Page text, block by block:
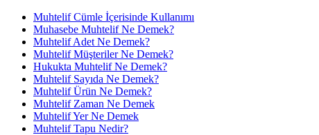
Muhtelif Cümle İçerisinde Kullanımı
Muhasebe Muhtelif Ne Demek?
Muhtelif Adet Ne Demek?
Muhtelif Müşteriler Ne Demek?
Hukukta Muhtelif Ne Demek?
Muhtelif Sayıda Ne Demek?
Muhtelif Ürün Ne Demek?
Muhtelif Zaman Ne Demek
Muhtelif Yer Ne Demek
Muhtelif Tapu Nedir?